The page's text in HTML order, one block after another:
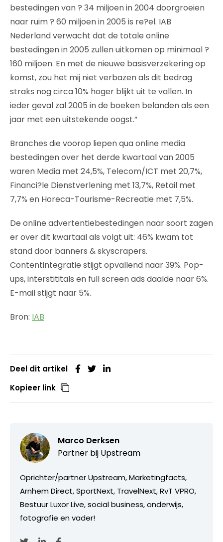
bestedingen van ? 34 miljoen in 2004 doorgroeien
naar ruim ? 60 miljoen in 2005 is re?el. IAB
Nederland verwacht dat de totale online
bestedingen in 2005 zullen uitkomen op minimaal ?
160 miljoen. En met de nieuwe basisverzekering op
komst, zou het mij niet verbazen als dit bedrag
straks nog circa 10% hoger blijkt uit te vallen. In
ieder geval zal 2005 in de boeken belanden als een
jaar met een uitstekende oogst.”
Branches die voorop liepen qua online media
bestedingen over het derde kwartaal van 2005
waren Media met 24,5%, Telecom/ICT met 20,7%,
Financi?le Dienstverlening met 13,7%, Retail met
7,7% en Horeca-Tourisme-Recreatie met 7,5%.
De online advertentiebestedingen naar soort zagen
er over dit kwartaal als volgt uit: 46% kwam tot
stand door banners & skyscrapers.
Contentintegratie stijgt opvallend naar 39%. Pop-
ups, interstititals en full screen ads daalde naar 6%.
E-mail stijgt naar 5%.
Bron: IAB
Deel dit artikel
Kopieer link
Marco Derksen
Partner bij Upstream
Oprichter/partner Upstream, Marketingfacts,
Arnhem Direct, SportNext, TravelNext, RvT VPRO,
Bestuur Luxor Live, social business, onderwijs,
fotografie en vader!